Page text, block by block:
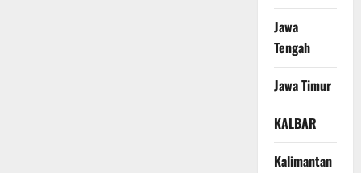
Jawa
Tengah
Jawa Timur
KALBAR
Kalimantan